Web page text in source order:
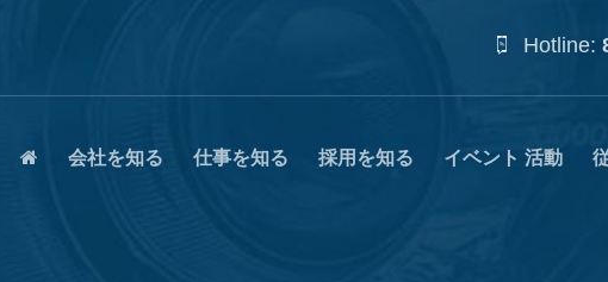
Hotline:
会社を知る 仕事を知る 採用を知る イベント 活動